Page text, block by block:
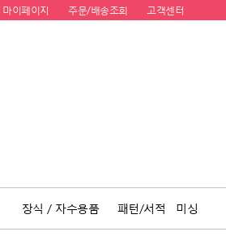
마이페이지 주문/배송조회 고객센터
장식 / 자수용품 패턴/서적 미싱